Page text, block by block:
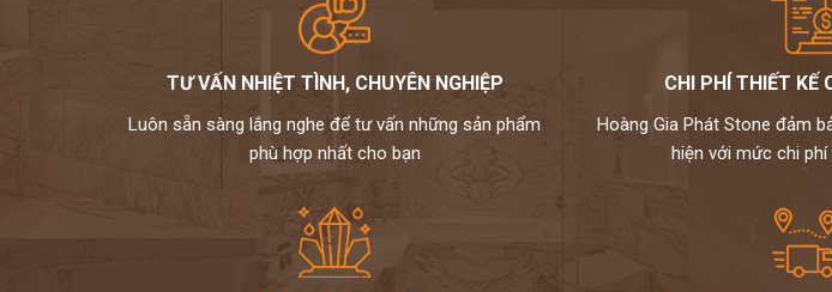
TƯ VẤN NHIỆT TÌNH, CHUYÊN NGHIỆP
Luôn sẵn sàng lắng nghe để tư vấn những sản phẩm
phù hợp nhất cho bạn
CHI PHÍ THIẾT KẾ
Hoàng Gia Phát Stone đảm
hiện với mức chi